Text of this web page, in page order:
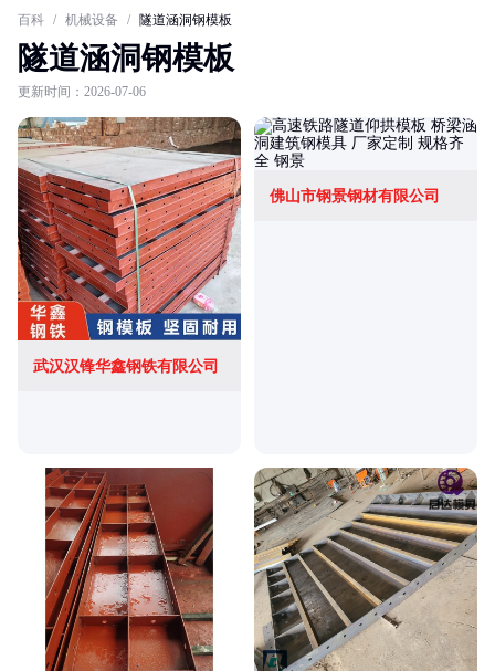
百科 / 机械设备 / 隧道涵洞钢模板
隧道涵洞钢模板
更新时间：2026-07-06
武汉汉锋华鑫钢铁有限公司
佛山市钢景钢材有限公司